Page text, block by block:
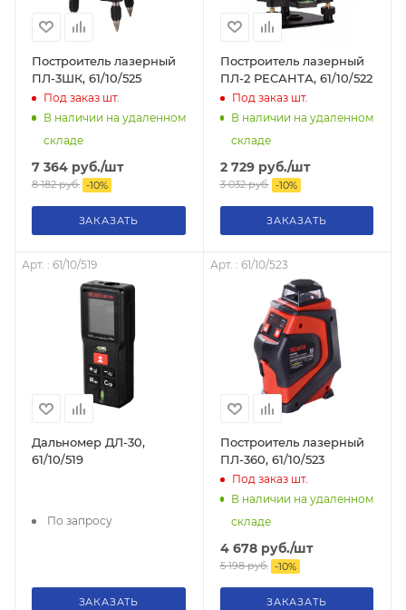
Построитель лазерный
ПЛ-3ШК, 61/10/525
Под заказ шт.
В наличии на удаленном
складе
7 364 руб./шт
8 182руб. -10%
ЗАКАЗАТЬ
Построитель лазерный
ПЛ-2 РЕСАНТА, 61/10/522
Под заказшт.
В наличии на удаленном
складе
2 729руб./шт
3 032руб. -10%
ЗАКАЗАТЬ
Арт. : 61/10/519
Дальномер ДЛ-30,
61/10/519
По запросу
ЗАКАЗАТЬ
Арт. : 61/10/523
Построитель лазерный
ПЛ-360, 61/10/523
Под заказшт.
В наличии на удаленном
складе
4 678руб./шт
5 198руб. -10%
ЗАКАЗАТЬ